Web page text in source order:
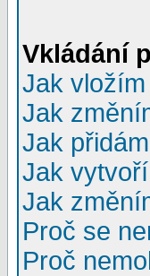
Vkládání
Jak
Jak
Jak
Jak
Jak
Proč se
Proč